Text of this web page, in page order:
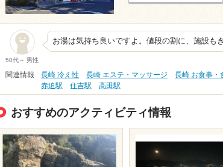
50代～ 男性
お湯は気持ち良いですよ。値段の割に、施設も
関連情報 長崎 冷え性 長崎 エステ・マッサージ 長崎 お食事・
赤迫駅
住吉駅 高田駅
おすすめのアクティビティ情報